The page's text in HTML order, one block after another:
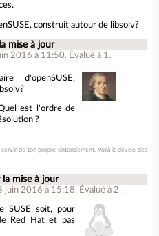
construit autour de libsolv?
mise à jour
2016 à 11:50. Évalué à 1 .
d'openSUSE,
est l'ordre de
?
de ton propre entendement. Voilà la devise des
la mise à jour
juin 2016 à 15:18. Évalué à 2.
SUSE soit, pour
Red Hat et pas